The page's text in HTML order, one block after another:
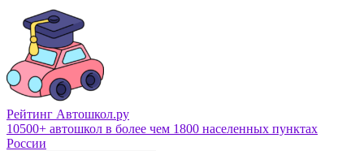
Рейтинг Автошкол.ру
10500+ автошкол в более чем 1800 населенных пунктах
России